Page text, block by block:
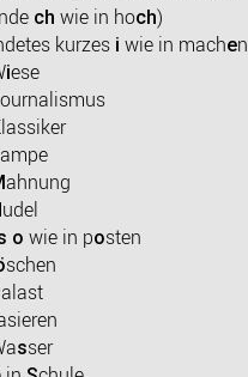
ch wie in hoch)
kurzes i wie in machen
iese
ournalismus
lassiker
ampe
ahnung
udel
o wie in posten
schen
alast
sser